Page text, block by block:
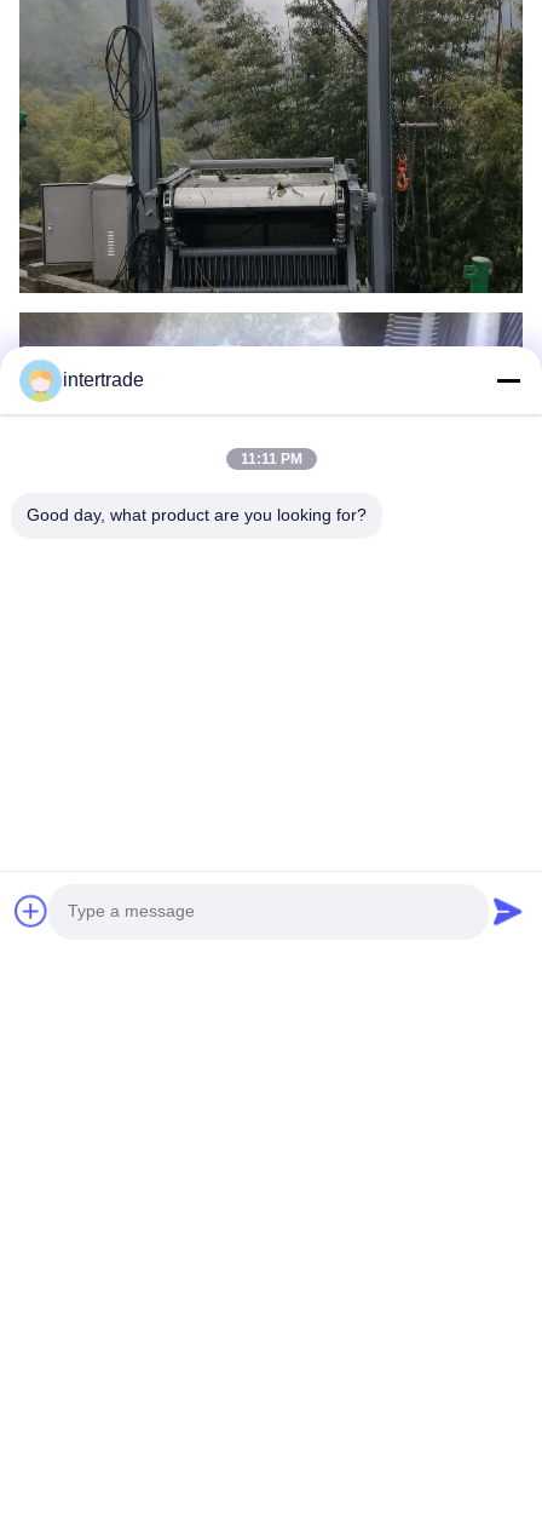
intertrade
11:11 PM
Good day, what product are you looking for?